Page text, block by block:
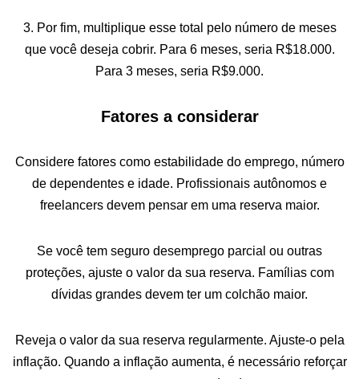
3. Por fim, multiplique esse total pelo número de meses
que você deseja cobrir. Para 6 meses, seria R$18.000.
Para 3 meses, seria R$9.000.
Fatores a considerar
Considere fatores como estabilidade do emprego, número
de dependentes e idade. Profissionais autônomos e
freelancers devem pensar em uma reserva maior.
Se você tem seguro desemprego parcial ou outras
proteções, ajuste o valor da sua reserva. Famílias com
dívidas grandes devem ter um colchão maior.
Reveja o valor da sua reserva regularmente. Ajuste-o pela
inflação. Quando a inflação aumenta, é necessário reforçar